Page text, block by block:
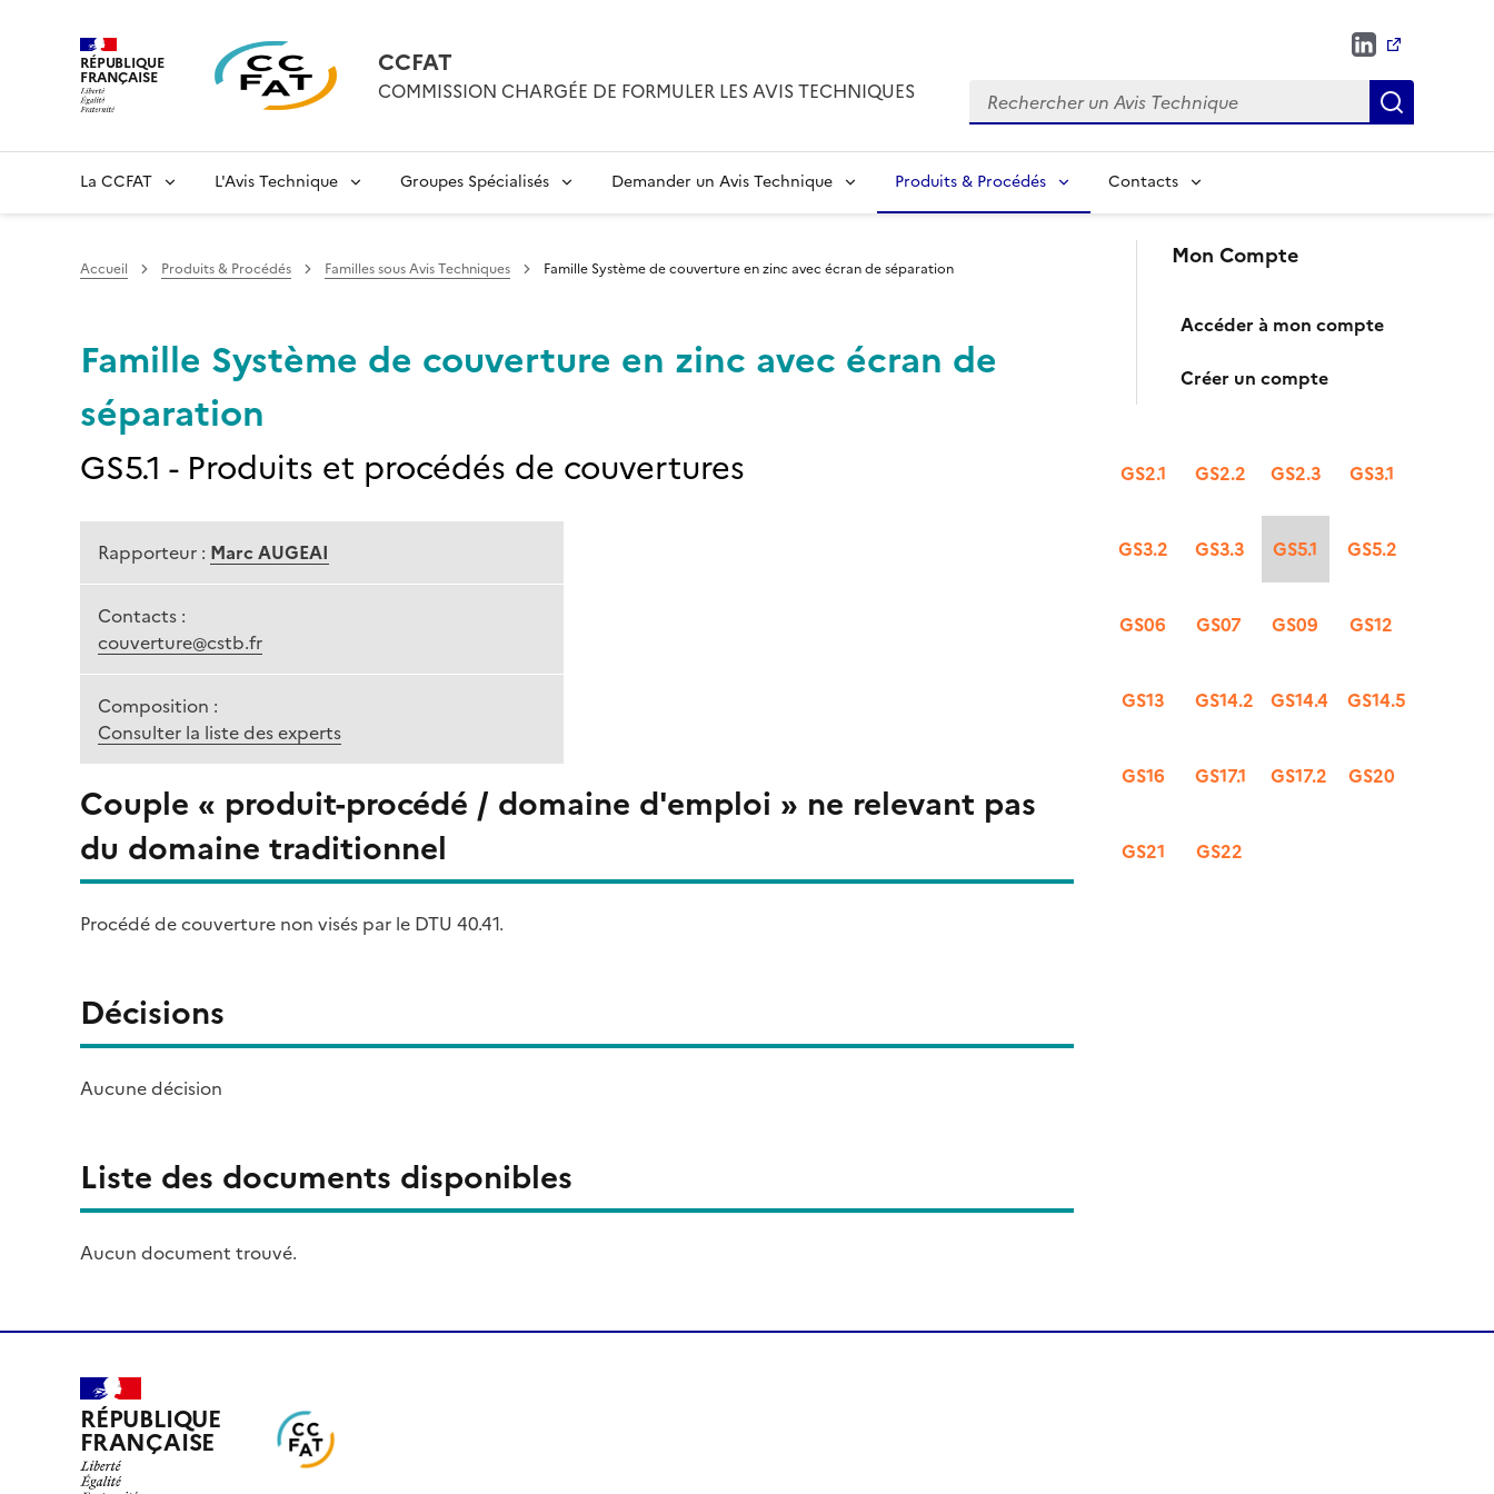
RÉPUBLIQUE
FRANÇAISE CCFAT
COMMISSION CHARGÉE DE FORMULER LES AVIS TECHNIQUES Rechercher
La CCFAT L'Avis Technique Groupes Spécialisés Demander un Avis Technique Produits & Procédés Contacts
Accueil Produits & Procédés Familles sous Avis Techniques Famille Système de couverture en zinc avec écran de séparation
Famille Système de couverture en zinc avec écran de
séparation
GS5.1 - Produits et procédés de couvertures
Rapporteur : Marc AUGEAI
Contacts :
couverture@cstb.fr
Composition :
Consulter la liste des experts
Couple « produit-procédé / domaine d'emploi » ne relevant pas
du domaine traditionnel
Procédé de couverture non visés par le DTU 40.41.
Décisions
Aucune décision
Liste des documents disponibles
Aucun document trouvé.
Mon Compte
Accéder à mon compte
Créer un compte
GS2.1 GS2.2 GS2.3 GS3.1
GS3.2 GS3.3 GS5.1 GS5.2
GS06 GS07 GS09 GS12
GS13 GS14.2 GS14.4 GS14.5
GS16 GS17.1 GS17.2 GS20
GS21 GS22
RÉPUBLIQUE
FRANÇAISE